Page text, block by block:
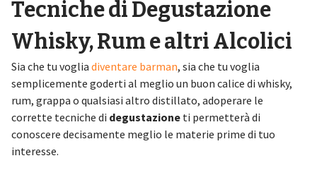
Tecniche di Degustazione
Whisky, Rum e altri Alcolici
Sia che tu voglia diventare barman, sia che tu voglia
semplicemente goderti al meglio un buon calice di whisky,
rum, grappa o qualsiasi altro distillato, adoperare le
corrette tecniche di degustazioneti permetterà di
conoscere decisamente meglio le materie prime di tuo
interesse.